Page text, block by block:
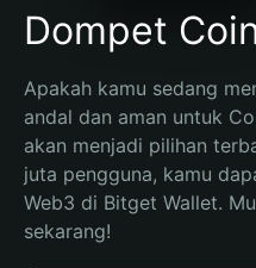
Dompet
Apakah kamu sedang
andal dan aman untuk
akan menjadi pilihan
juta pengguna, kamu
Web3 di Bitget Wallet.
sekarang!